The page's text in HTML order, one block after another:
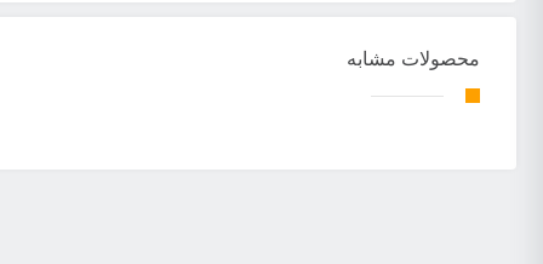
محصولات مشابه